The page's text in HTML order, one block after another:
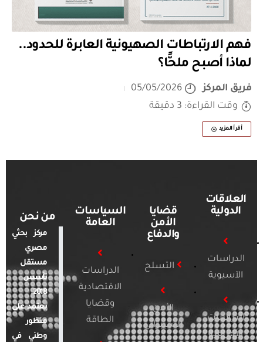
فهم الارتباطات الصهيونية العابرة للحدود..
لماذا أصبح ملحًّا؟
فريق المركز
05/05/2026
وقت القراءة: 3 دقيقة
أقرأ المزيد
العلاقات
الدولية
الدراسات
الآسيوية
الدراسات
الأفريقية
قضايا
الأمن
والدفاع
التسلح
الأمن
السيبراني
السياسات
العامة
الدراسات
الاقتصادية
وقضايا
الطاقة
من نحن
مركز بحثي
مصري
مستقل
تأسس
2018.
يعتمد على
منظور
وطني في